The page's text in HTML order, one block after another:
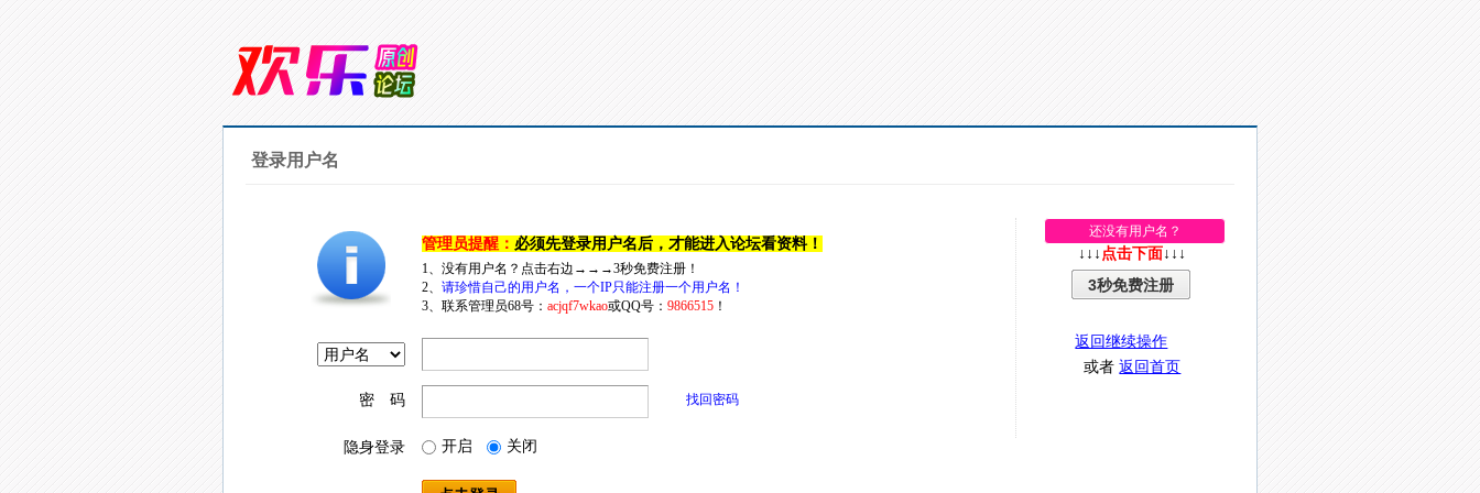
登录用户名
管理员提醒： 必须先登录用户名后，才能进入论坛看资料！
1、没有用户名？点击右边→→→3秒免费注册！
2、 请珍惜自己的用户名，一个IP只能注册一个用户名！
3、联系管理员68号： acjqf7wkao或QQ号： 9866515！
密 码 找回密码
隐身登录 开启 关闭
还没有用户名？
↓↓↓ 点击下面 ↓↓↓
3秒免费注册
返回继续操作
或者返回首页